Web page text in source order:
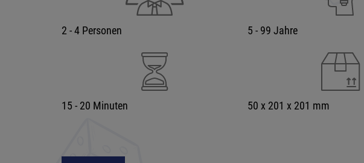
2 - 4 Personen 5 - 99 Jahre
15 - 20 Minuten 50 x 201 x 201 mm